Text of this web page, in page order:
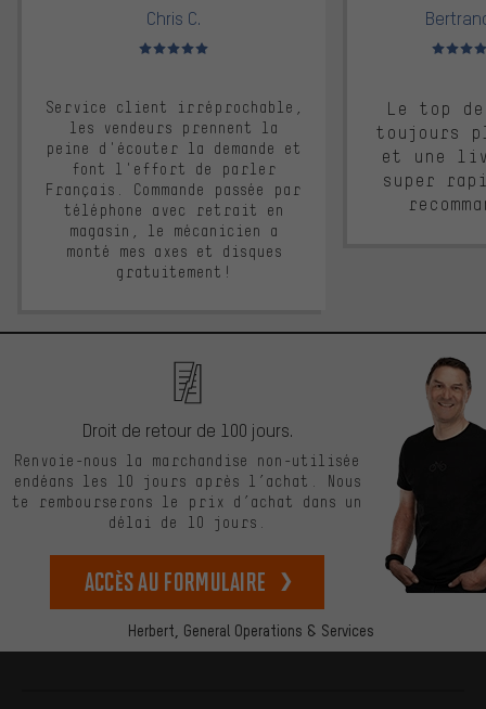
Chris C.
Note moyenne : 5 sur 5
Service client irréprochable,
les vendeurs prennent la
peine d'écouter la demande et
font l'effort de parler
Français. Commande passée par
téléphone avec retrait en
magasin, le mécanicien a
monté mes axes et disques
gratuitement!
Note
Le top
toujours
et une
super
Herbert, General Operations & Services
Droit de retour de 100 jours.
Renvoie-nous la marchandise non-utilisée
endéans les 10 jours après l’achat. Nous
te rembourserons le prix d’achat dans un
délai de 10 jours.
Accès au formulaire